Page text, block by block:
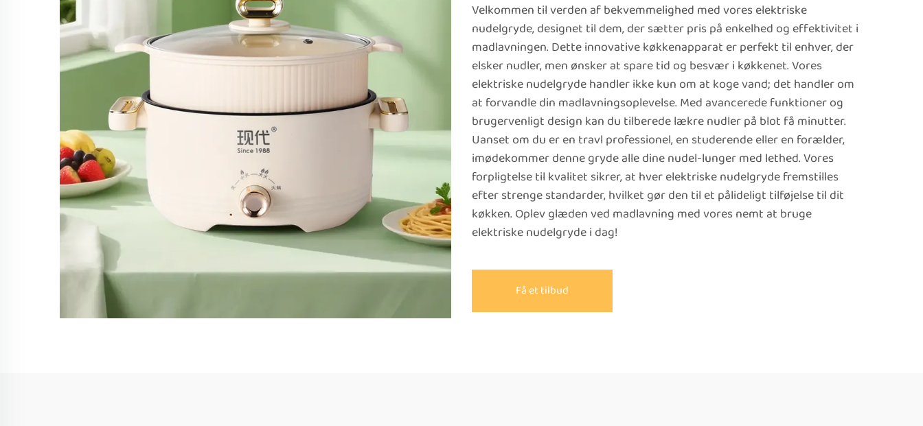
Velkommen til verden af bekvemmelighed med vores elektriske
nudelgryde, designet til dem, der sætter pris på enkelhed og effektivitet i
madlavningen. Dette innovative køkkenapparat er perfekt til enhver, der
elsker nudler, men ønsker at spare tid og besvær i køkkenet. Vores
elektriske nudelgryde handler ikke kun om at koge vand; det handler om
at forvandle din madlavningsoplevelse. Med avancerede funktioner og
brugervenligt design kan du tilberede lækre nudler på blot få minutter.
Uanset om du er en travl professionel, en studerende eller en forælder,
imødekommer denne gryde alle dine nudel-lunger med lethed. Vores
forpligtelse til kvalitet sikrer, at hver elektriske nudelgryde fremstilles
efter strenge standarder, hvilket gør den til et pålideligt tilføjelse til dit
køkken. Oplev glæden ved madlavning med vores nemt at bruge
elektriske nudelgryde i dag!
Få et tilbud